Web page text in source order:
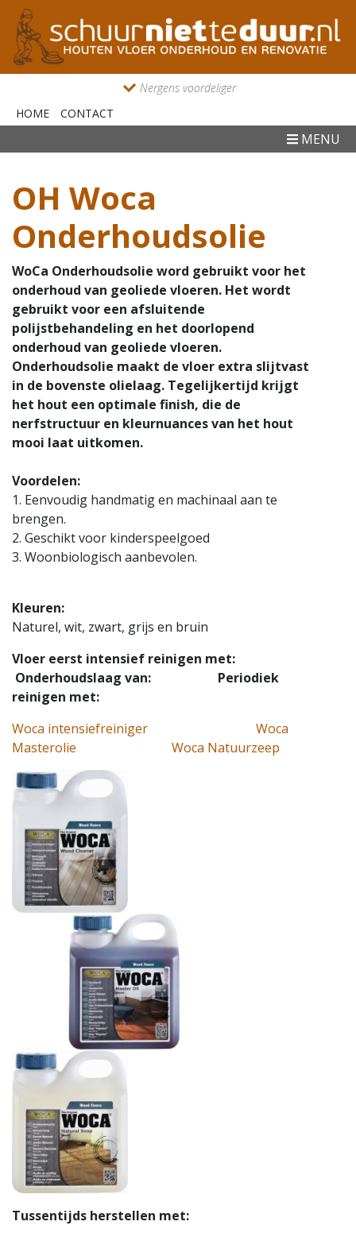
Nergens voordeliger
HOME
CONTACT
MENU
OH Woca
Onderhoudsolie
WoCa Onderhoudsolie word gebruikt voor het
onderhoud van geoliede vloeren. Het wordt
gebruikt voor een afsluitende
polijstbehandeling en het doorlopend
onderhoud van geoliede vloeren.
Onderhoudsolie maakt de vloer extra slijtvast
in de bovenste olielaag. Tegelijkertijd krijgt
het hout een optimale finish, die de
nerfstructuur en kleurnuances van het hout
mooi laat uitkomen.
Voordelen:
1. Eenvoudig handmatig en machinaal aan te
brengen.
2. Geschikt voor kinderspeelgoed
3. Woonbiologisch aanbevolen.
Kleuren:
Naturel, wit, zwart, grijs en bruin
Vloer eerst intensief reinigen met:
Onderhoudslaag van: Periodiek
reinigen met:
Woca intensiefreiniger
Woca
Masterolie
Woca Natuurzeep
Tussentijds herstellen met: